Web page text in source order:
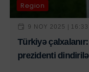
Region
9 NOY 2025 | 16:33
Türkiyə
prezidenti